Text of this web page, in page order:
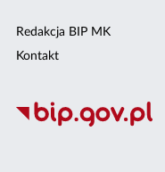
Redakcja BIP MK
Kontakt